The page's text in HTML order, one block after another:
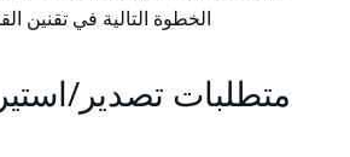
الخطوة التالية في تقنين
متطلبات تصدير/